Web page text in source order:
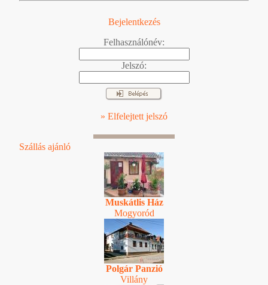
Bejelentkezés
Felhasználónév:
Jelszó:
» Elfelejtett jelszó
Szállás ajánló
Muskátlis Ház
Mogyoród
Polgár Panzió
Villány